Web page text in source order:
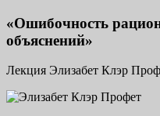
«Ошибочность
объяснений»
Лекция Элизабет Клэр